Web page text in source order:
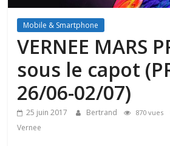
Mobile & Smartphone
VERNEE MARS
sous le capot
26/06-02/07)
25 juin 2017 Bertrand 870 vues
Vernee